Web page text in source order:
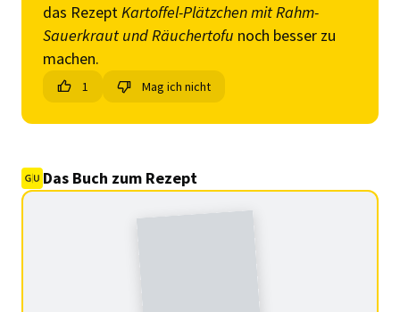
das RezeptKartoffel-Plätzchen mit Rahm-
Sauerkraut und Räuchertofu noch besser zu
machen.
1 Mag ich nicht
Das Buch zum Rezept